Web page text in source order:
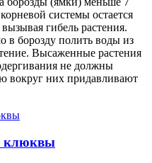
системы остается
гибель растения.
в борозду полить воды из
Высаженные растения
не должны
вокруг них придавливают
клюквы